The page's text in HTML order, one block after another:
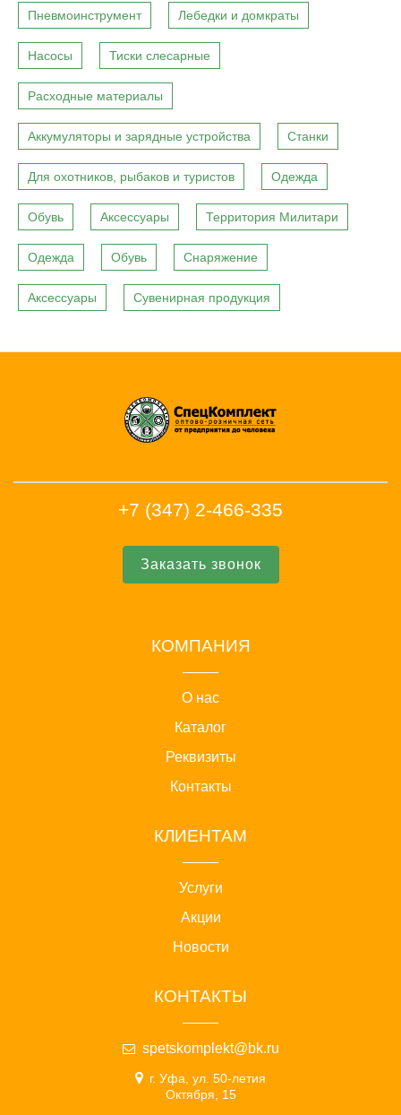
Пневмоинструмент Лебедки и домкраты
Насосы Тиски слесарные
Расходные материалы
Аккумуляторы и зарядные устройства Станки
Для охотников, рыбаков и туристов Одежда
Обувь Аксессуары Территория Милитари
Одежда Обувь Снаряжение
Аксессуары Сувенирная продукция
+7 (347) 2-466-335
Заказать звонок
КОМПАНИЯ
О нас
Каталог
Реквизиты
Контакты
КЛИЕНТАМ
Услуги
Акции
Новости
КОНТАКТЫ
spetskomplekt@bk.ru
г. Уфа, ул. 50-летия
Октября, 15